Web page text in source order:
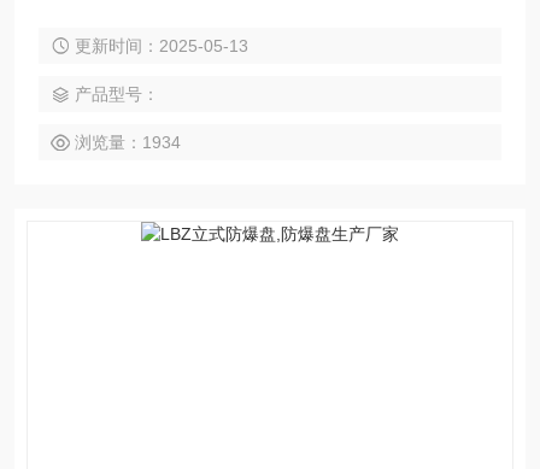
观性。更新时间：2025-05-13
产品型号：
浏览量：1934